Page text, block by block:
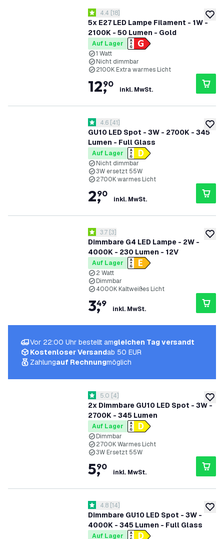
zur
5x E27 LED Lampe Filament - 1W -
2100K - 50 Lumen - Gold
Bewertungsbereich öffnen
4.4 Bewertungssterne
4.4 [18]
Auf Lager
1 Watt
Nicht dimmbar
2100K Extra warmes Licht
12,
90
inkl. MwSt.
zur
GU10 LED Spot - 3W - 2700K - 345
Lumen - Full Glass
Bewertungsbereich öffnen
4.6 Bewertungssterne
4.6 [41]
Auf Lager
Nicht dimmbar
3W ersetzt 55W
2700K warmes Licht
2,
90
inkl. MwSt.
zur
Dimmbare G4 LED Lampe - 2W -
4000K - 230 Lumen - 12V
Bewertungsbereich öffnen
3.7 Bewertungssterne
3.7 [3]
Auf Lager
2 Watt
Dimmbar
4000K Kaltweißes Licht
3,
49
inkl. MwSt.
zur
2x Dimmbare GU10 LED Spot - 3W -
2700K - 345 Lumen
Bewertungsbereich öffnen
5 Bewertungssterne
5.0 [4]
Auf Lager
Dimmbar
2700K Warmes Licht
3W Ersetzt 55W
5,
90
inkl. MwSt.
zur
Dimmbare GU10 LED Spot - 3W -
4000K - 345 Lumen - Full Glass
Bewertungsbereich öffnen
4.8 Bewertungssterne
4.8 [14]
Auf Lager
Vor 22:00 Uhr bestellt amgleichen Tag versandt
Kostenloser Versandab 50 EUR
Zahlungauf Rechnungmöglich